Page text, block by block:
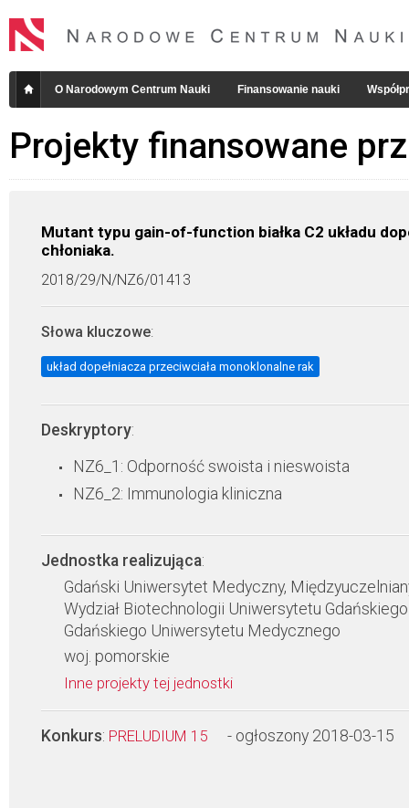
O Narodowym Centrum Nauki Finansowanie nauki
Projekty finansowane
Mutant typu gain-of-function białka C2 układu
chłoniaka.
2018/29/N/NZ6/01413
Słowa kluczowe:
układ dopełniacza przeciwciała monoklonalne rak
Deskryptory:
NZ6_1: Odporność swoista i nieswoista
NZ6_2: Immunologia kliniczna
Jednostka realizująca:
Gdański Uniwersytet Medyczny,
Wydział Biotechnologii Uniwersytetu
Gdańskiego Uniwersytetu Medycznego
woj. pomorskie
Inne projekty tej jednostki
Konkurs: PRELUDIUM 15 - ogłoszony 2018-03-15